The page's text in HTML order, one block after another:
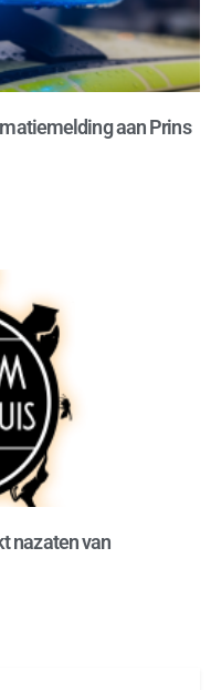
aan Prins
nazaten van